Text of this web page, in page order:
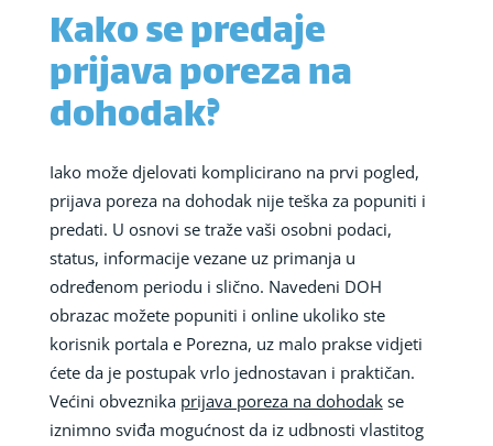
Kako se predaje
prijava poreza na
dohodak?
Iako može djelovati komplicirano na prvi pogled,
prijava poreza na dohodak nije teška za popuniti i
predati. U osnovi se traže vaši osobni podaci,
status, informacije vezane uz primanja u
određenom periodu i slično. Navedeni DOH
obrazac možete popuniti i online ukoliko ste
korisnik portala e Porezna, uz malo prakse vidjeti
ćete da je postupak vrlo jednostavan i praktičan.
Većini obveznika prijava poreza na dohodakse
iznimno sviđa mogućnost da iz udbnosti vlastitog